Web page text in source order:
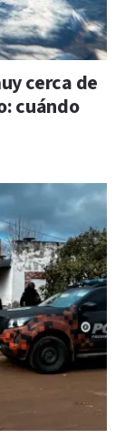
cerca de
cuándo